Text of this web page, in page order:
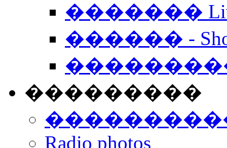
�������
������ -
���������
Radio photos